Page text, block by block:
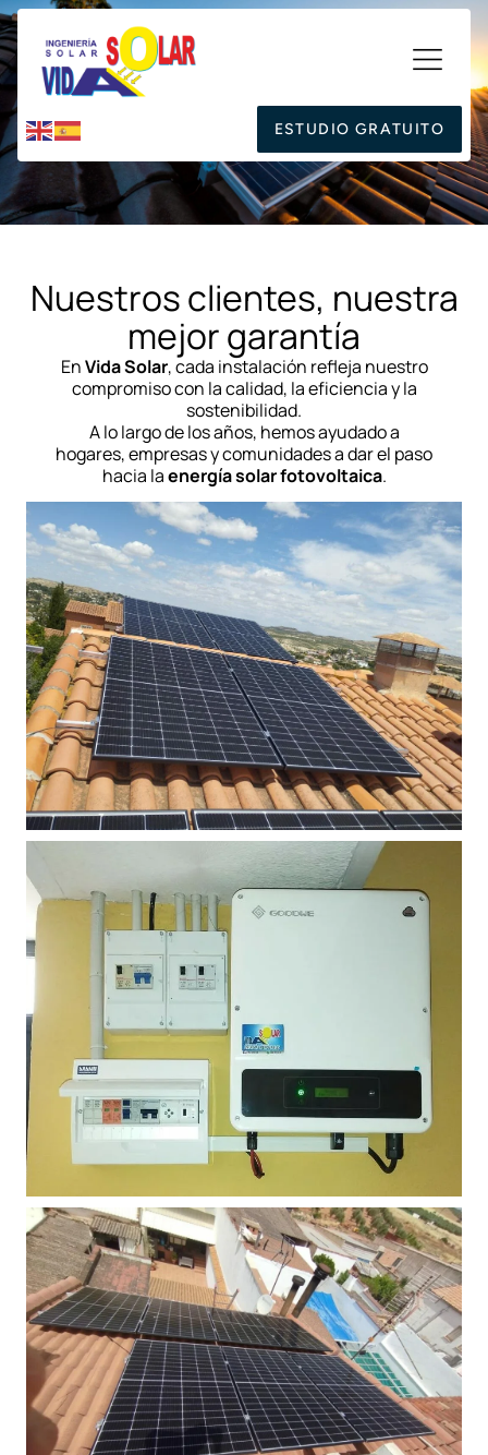
ESTUDIO GRATUITO
Nuestros clientes, nuestra
mejor garantía
EnVida Solar, cada instalación refleja nuestro
compromiso con la calidad, la eficiencia y la
sostenibilidad.
A lo largo de los años, hemos ayudado a
hogares, empresas y comunidades a dar el paso
hacia laenergía solar fotovoltaica.